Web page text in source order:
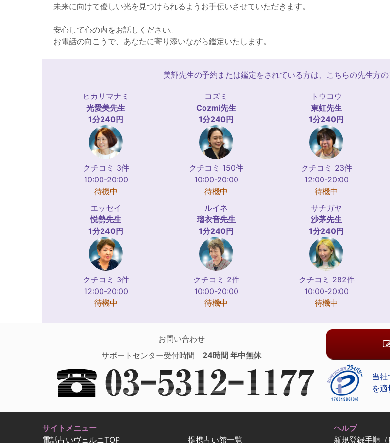
未来に向けて優しい光を見つけられるようお手伝いさせていただきます。
安心して心の内をお話しください。
お電話の向こうで、あなたに寄り添いながら鑑定いたします。
美輝先生の予約または鑑定をされている方は、こちらの先生方の
ヒカリマナミ
光愛美先生
1分240円
クチコミ 3件
10:00-20:00
待機中
コズミ
Cozmi先生
1分240円
クチコミ 150件
10:00-20:00
待機中
トウコウ
東虹先生
1分240円
クチコミ 23件
12:00-20:00
待機中
エッセイ
悦勢先生
1分240円
クチコミ 3件
12:00-20:00
待機中
ルイネ
瑠衣音先生
1分240円
クチコミ 2件
10:00-20:00
待機中
サチガヤ
沙茅先生
1分240円
クチコミ 282件
10:00-20:00
待機中
お問い合わせ
サポートセンター受付時間 24時間 年中無休
当社
を適
サイトメニュー
電話占いヴェルニTOP
提携占い館一覧
ヘルプ
新規登録手順（